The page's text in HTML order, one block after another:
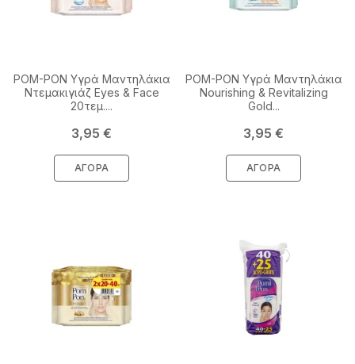
POM-PON Υγρά Μαντηλάκια
Ντεμακιγιάζ Eyes & Face
20τεμ....
Τιμή
3,95 €
ΑΓΟΡΆ
POM-PON Υγρά Μαντηλάκια
Nourishing & Revitalizing
Gold...
Τιμή
3,95 €
ΑΓΟΡΆ